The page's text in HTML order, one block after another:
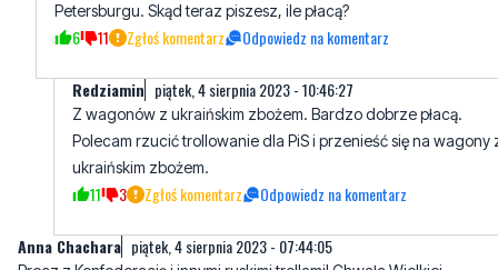
Redziamin piątek, 4 sierpnia 2023 - 10:46:27
Z wagonów z ukraińskim zbożem. Bardzo dobrze płacą.
ukraińskim zbożem.
11 3 Zgłoś komentarz Odpowiedz na komentarz
Anna Chachara piątek, 4 sierpnia 2023 - 07:44:05
Precz z Konfederacją i innymi ruskimi trollami! Chwała Wielkiej
5 18 Zgłoś komentarz Odpowiedz na komentarz